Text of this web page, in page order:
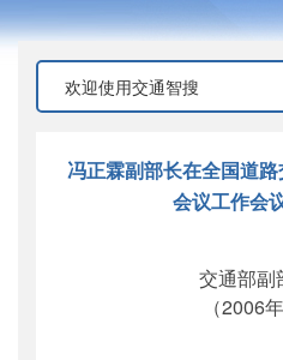
冯正霖副部长在全国道
会议工作会
交通部副
（2006年